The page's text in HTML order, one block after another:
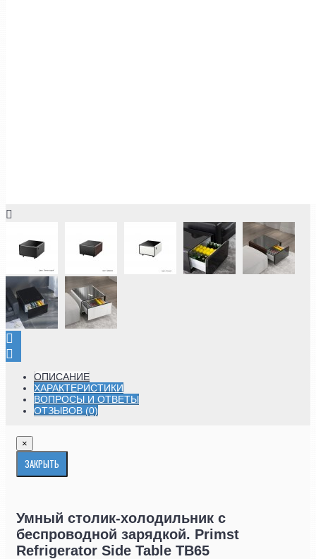
ОПИСАНИЕ
ХАРАКТЕРИСТИКИ
ВОПРОСЫ И ОТВЕТЫ
ОТЗЫВОВ (0)
×
ЗАКРЫТЬ
Умный столик-холодильник с
беспроводной зарядкой. Primst
Refrigerator Side Table TB65